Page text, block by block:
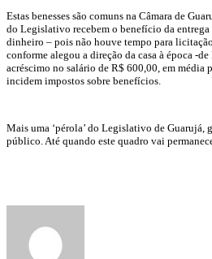
Estas benesses são comuns na Câmara de
do Legislativo recebem o benefício da entrega
dinheiro – pois não houve tempo para
conforme alegou a direção da casa à época -
acréscimo no salário de R$ 600,00, em média
incidem impostos sobre benefícios.
Mais uma ‘pérola’ do Legislativo de Guarujá,
público. Até quando este quadro vai